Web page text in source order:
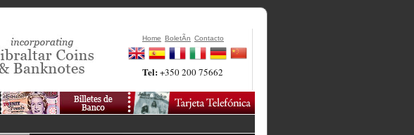
Home BoletÃ­n Contacto
Tel:+350 200 75662